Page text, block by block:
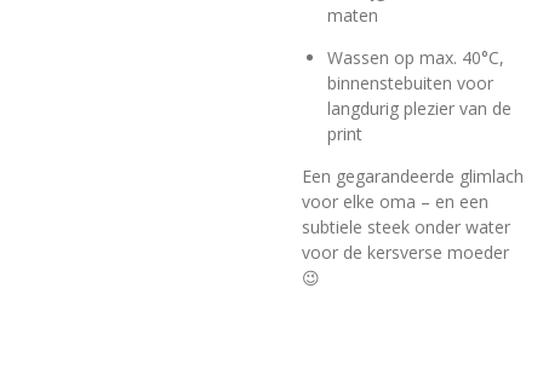
maten
Wassen op max. 40°C,
binnenstebuiten voor
langdurig plezier van de
print
Een gegarandeerde glimlach
voor elke oma – en een
subtiele steek onder water
voor de kersverse moeder
😉